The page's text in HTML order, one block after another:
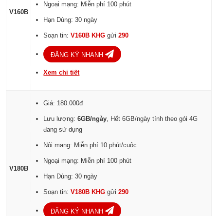
V160B
Ngoại mạng: Miễn phí 100 phút
Hạn Dùng: 30 ngày
Soạn tin:V160B KHGgửi290
ĐĂNG KÝ NHANH
Xem chi tiết
V180B
Giá: 180.000đ
Lưu lượng:6GB/ngày, Hết 6GB/ngày tính theo gói 4G
đang sử dụng
Nội mạng: Miễn phí 10 phút/cuộc
Ngoại mạng: Miễn phí 100 phút
Hạn Dùng: 30 ngày
Soạn tin:V180B KHGgửi290
ĐĂNG KÝ NHANH